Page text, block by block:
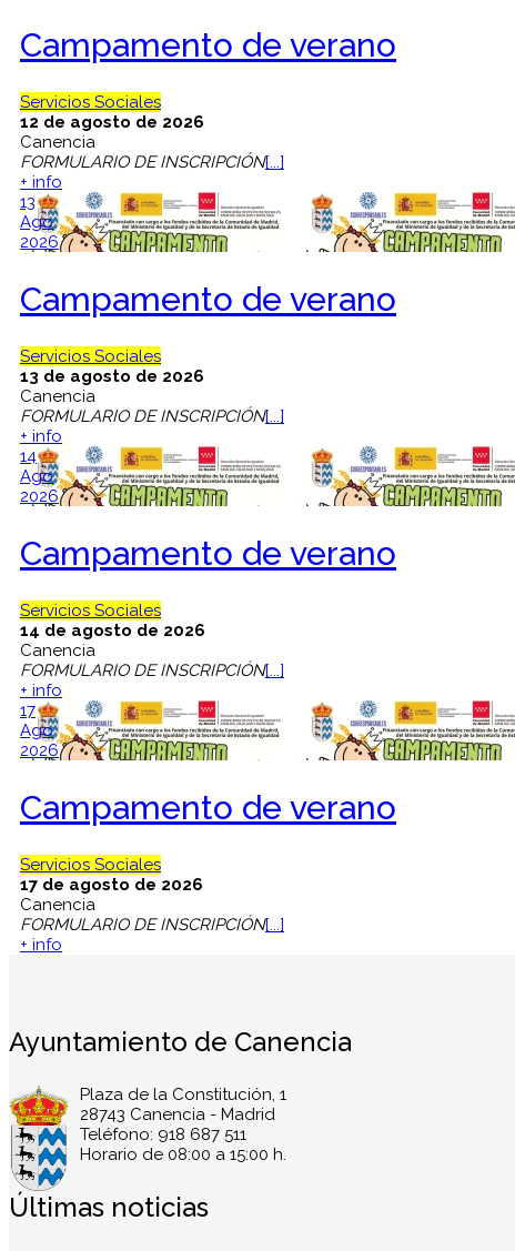
Campamento de verano
Servicios Sociales
12 de agosto de 2026
Canencia
FORMULARIO DE INSCRIPCIÓN[...]
+ info
13
Ago
2026
Campamento de verano
Servicios Sociales
13 de agosto de 2026
Canencia
FORMULARIO DE INSCRIPCIÓN[...]
+ info
14
Ago
2026
Campamento de verano
Servicios Sociales
14 de agosto de 2026
Canencia
FORMULARIO DE INSCRIPCIÓN[...]
+ info
17
Ago
2026
Campamento de verano
Servicios Sociales
17 de agosto de 2026
Canencia
FORMULARIO DE INSCRIPCIÓN[...]
+ info
Ayuntamiento de Canencia
Plaza de la Constitución, 1
28743 Canencia - Madrid
Teléfono: 918 687 511
Horario de 08:00 a 15:00 h.
Últimas noticias